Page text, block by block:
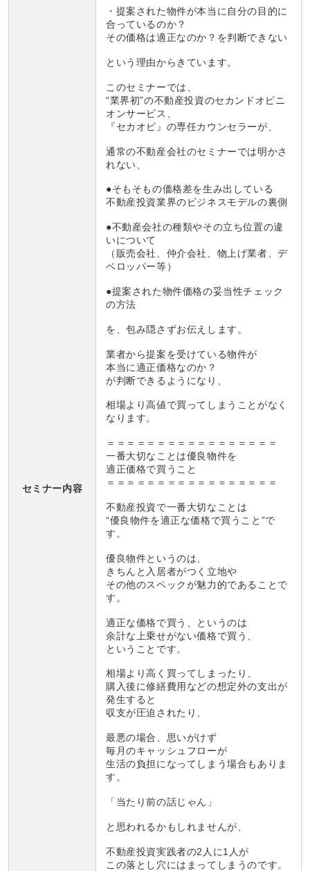
セミナー内容
・提案された物件が本当に自分の目的に
合っているのか？
その価格は適正なのか？を判断できない
という理由からきています。
このセミナーでは、
“業界初”の不動産投資のセカンドオピニ
オンサービス、
『セカオピ』の専任カウンセラーが、
通常の不動産会社のセミナーでは明かさ
れない、
●そもそもの価格差を生み出している
不動産投資業界のビジネスモデルの裏側
●不動産会社の種類やその立ち位置の違
いについて
（販売会社、仲介会社、物上げ業者、デ
ベロッパー等）
●提案された物件価格の妥当性チェック
の方法
を、包み隠さずお伝えします。
業者から提案を受けている物件が
本当に適正価格なのか？
が判断できるようになり、
相場より高値で買ってしまうことがなく
なります。
＝＝＝＝＝＝＝＝＝＝＝＝＝＝＝＝＝
一番大切なことは優良物件を
適正価格で買うこと
＝＝＝＝＝＝＝＝＝＝＝＝＝＝＝＝＝
不動産投資で一番大切なことは
“優良物件を適正な価格で買うこと”で
す。
優良物件というのは、
きちんと入居者がつく立地や
その他のスペックが魅力的であることで
す。
適正な価格で買う、というのは
余計な上乗せがない価格で買う、
ということです。
相場より高く買ってしまったり、
購入後に修繕費用などの想定外の支出が
発生すると
収支が圧迫されたり、
最悪の場合、思いがけず
毎月のキャッシュフローが
生活の負担になってしまう場合もありま
す。
「当たり前の話じゃん」
と思われるかもしれませんが、
不動産投資実践者の2人に1人が
この落とし穴にはまってしまうのです。